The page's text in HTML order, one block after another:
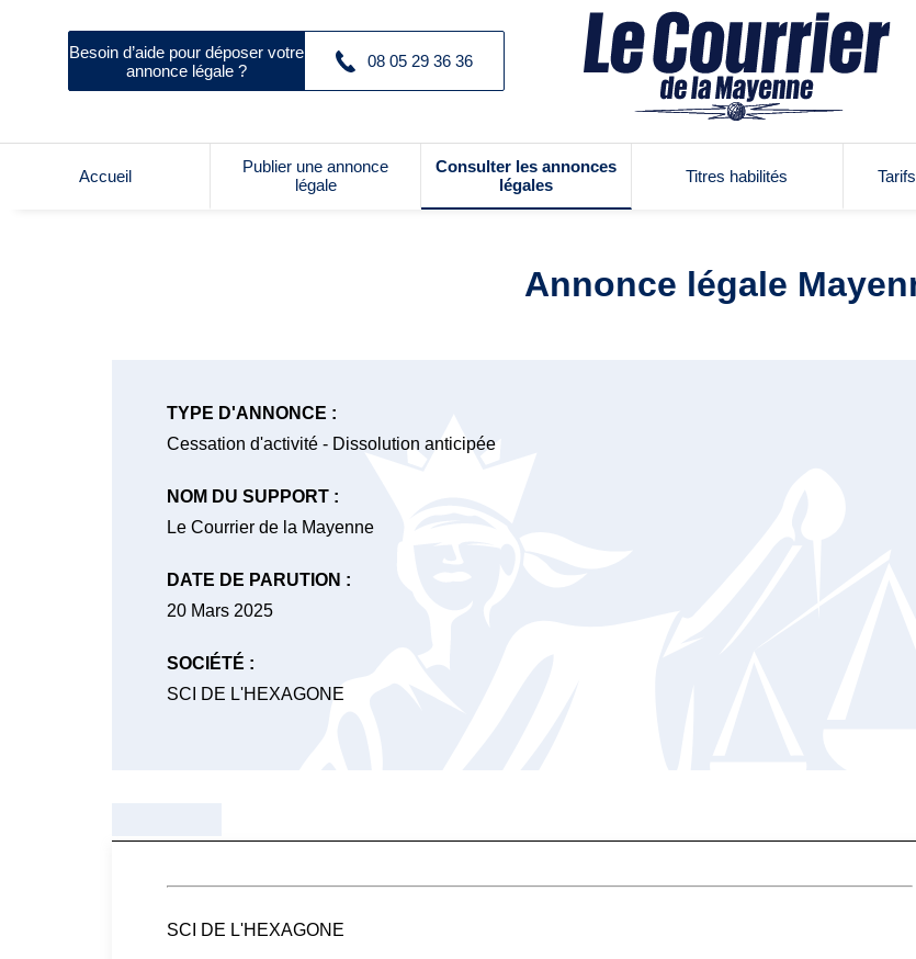
Besoin d’aide pour déposer votre
annonce légale ?
08 05 29 36 36
Accueil
Publier une annonce
légale
Consulter les annonces
légales
Titres habilités
Annonce légale
TYPE D'ANNONCE :
Cessation d'activité - Dissolution anticipée
NOM DU SUPPORT :
Le Courrier de la Mayenne
DATE DE PARUTION :
20 Mars 2025
SOCIÉTÉ :
SCI DE L'HEXAGONE
SCI DE L'HEXAGONE